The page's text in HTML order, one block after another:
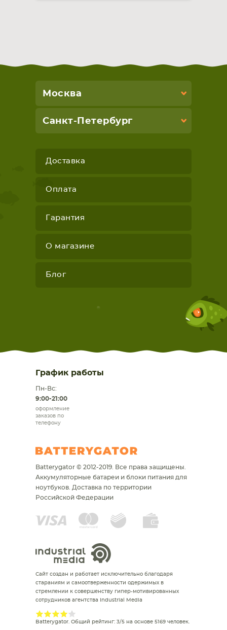
Москва
Санкт-Петербург
Доставка
Оплата
Гарантия
О магазине
Блог
График работы
Пн-Вс:
9:00-21:00
оформление
заказов по
телефону
Batterygator © 2012-2019. Все права защищены.
Аккумуляторные батареи и блоки питания для
ноутбуков. Доставка по территории
Российской Федерации
Сайт создан и работает исключительно благодаря
стараниям и самоотверженности одержимых в
стремлении к совершенству гипер-мотивированных
сотрудников агентства Industrial Media
Batterygator. Общий рейтинг: 3/5 на основе 5169 человек.